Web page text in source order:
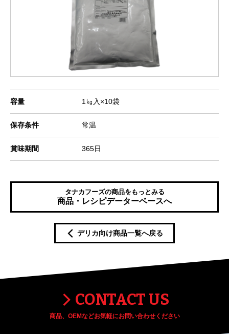
容量 1㎏入×10袋
保存条件 常温
賞味期間 365日
タナカフーズの商品をもっとみる
商品・レシピデーターベースへ
デリカ向け商品一覧へ戻る
CONTACT US
商品、OEMなどお気軽にお問い合わせください